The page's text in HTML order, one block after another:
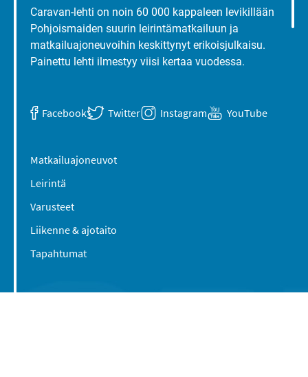
Caravan-lehti on noin 60 000 kappaleen levikillään
Pohjoismaiden suurin leirintämatkailuun ja
matkailuajoneuvoihin keskittynyt erikoisjulkaisu.
Painettu lehti ilmestyy viisi kertaa vuodessa.
Facebook Twitter Instagram YouTube
Matkailuajoneuvot
Leirintä
Varusteet
Liikenne & ajotaito
Tapahtumat